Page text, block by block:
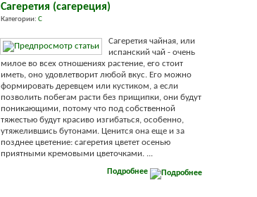
Сагеретия (сагереция)
Категории: С
Сагеретия чайная, или
испанский чай - очень
милое во всех отношениях растение, его стоит
иметь, оно удовлетворит любой вкус. Его можно
формировать деревцем или кустиком, а если
позволить побегам расти без прищипки, они будут
поникающими, потому что под собственной
тяжестью будут красиво изгибаться, особенно,
утяжелившись бутонами. Ценится она еще и за
позднее цветение: сагеретия цветет осенью
приятными кремовыми цветочками. ...
Подробнее